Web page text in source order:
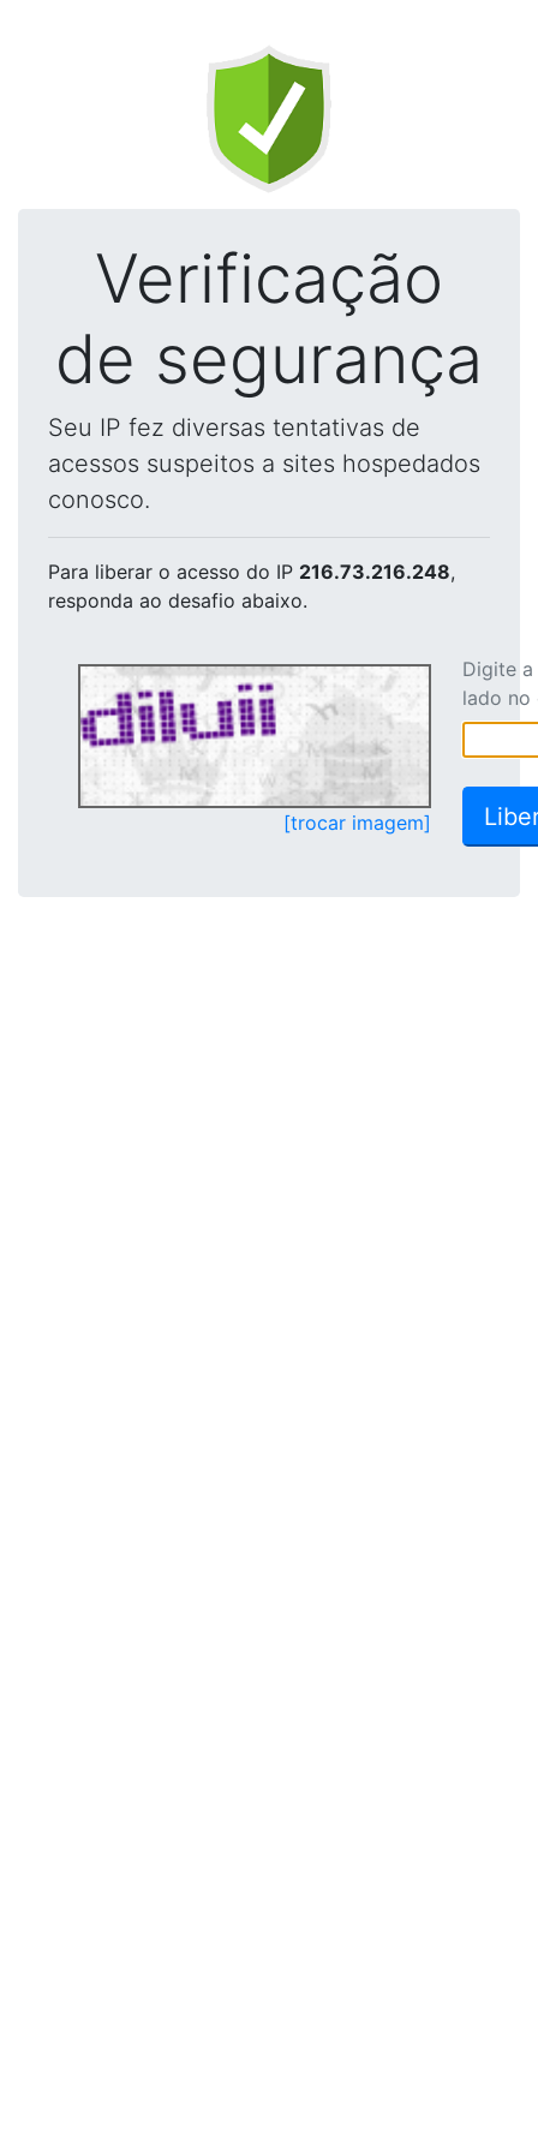
Verificação
de segurança
Seu IP fez diversas tentativas de
acessos suspeitos a sites hospedados
conosco.
Para liberar o acesso do IP 216.73.216.248,
responda ao desafio abaixo.
[trocar imagem]
Digite
lado no